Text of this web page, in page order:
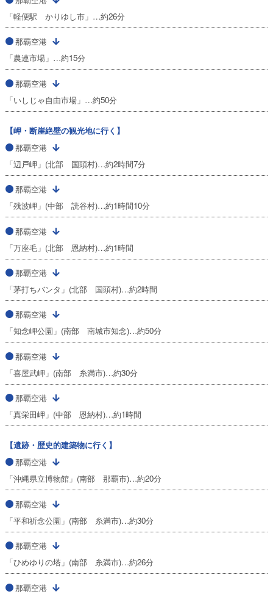
「軽便駅 かりゆし市」…約26分
那覇空港
「農連市場」…約15分
那覇空港
「いしじゃ自由市場」…約50分
【岬・断崖絶壁の観光地に行く】
那覇空港
「辺戸岬」(北部 国頭村)…約2時間7分
那覇空港
「残波岬」(中部 読谷村)…約1時間10分
那覇空港
「万座毛」(北部 恩納村)…約1時間
那覇空港
「茅打ちバンタ」(北部 国頭村)…約2時間
那覇空港
「知念岬公園」(南部 南城市知念)…約50分
那覇空港
「喜屋武岬」(南部 糸満市)…約30分
那覇空港
「真栄田岬」(中部 恩納村)…約1時間
【遺跡・歴史的建築物に行く】
那覇空港
「沖縄県立博物館」(南部 那覇市)…約20分
那覇空港
「平和祈念公園」(南部 糸満市)…約30分
那覇空港
「ひめゆりの塔」(南部 糸満市)…約26分
那覇空港